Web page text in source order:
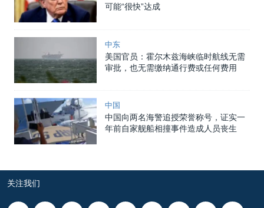
可能“很快”达成
中东
美国官员：霍尔木兹海峡临时航线无需
审批，也无需缴纳通行费或任何费用
中国
中国向两名海警追授荣誉称号，证实一
年前自家舰船相撞事件造成人员丧生
关注我们